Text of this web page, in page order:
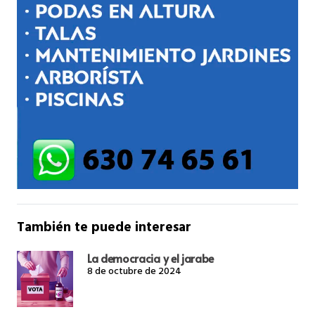
También te puede interesar
La democracia y el jarabe
8 de octubre de 2024